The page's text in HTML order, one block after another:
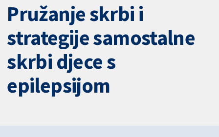
Pružanje skrbi i
strategije samostalne
skrbi djece s
epilepsijom